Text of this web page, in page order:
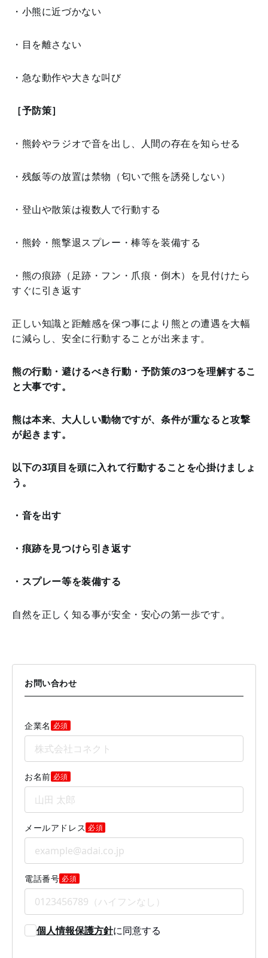
・小熊に近づかない
・目を離さない
・急な動作や大きな叫び
［予防策］
・熊鈴やラジオで音を出し、人間の存在を知らせる
・残飯等の放置は禁物（匂いで熊を誘発しない）
・登山や散策は複数人で行動する
・熊鈴・熊撃退スプレー・棒等を装備する
・熊の痕跡（足跡・フン・爪痕・倒木）を見付けたら
すぐに引き返す
正しい知識と距離感を保つ事により熊との遭遇を大幅
に減らし、安全に行動することが出来ます。
熊の行動・避けるべき行動・予防策の3つを理解するこ
と大事です。
熊は本来、大人しい動物ですが、条件が重なると攻撃
が起きます。
以下の3項目を頭に入れて行動することを心掛けましょ
う。
・音を出す
・痕跡を見つけら引き返す
・スプレー等を装備する
自然を正しく知る事が安全・安心の第一歩です。
お問い合わせ
企業名 必須
お名前 必須
メールアドレス 必須
電話番号 必須
個人情報保護方針に同意する